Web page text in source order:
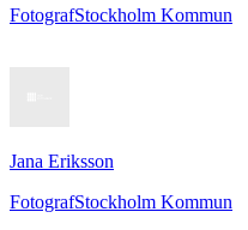
FotografStockholm Kommun
Jana Eriksson
FotografStockholm Kommun